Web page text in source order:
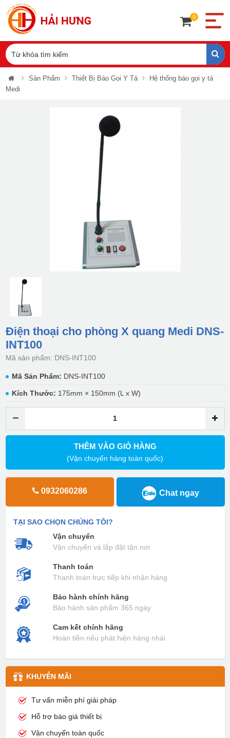
0
Sản Phẩm Thiết Bị Báo Gọi Y Tá
Hệ thống báo gọi y tá
Medi
Điện thoại cho phòng X quang Medi DNS-
INT100
Mã sản phẩm: DNS-INT100
Mã Sản Phẩm: DNS-INT100
Kích Thước: 175mm × 150mm (L x W)
THÊM VÀO GIỎ HÀNG
(Vận chuyển hàng toàn quốc)
0932060286 Chat ngay
TẠI SAO CHỌN CHÚNG TÔI?
Vận chuyển
Vận chuyển và lắp đặt tận nơi
Thanh toán
Thanh toán trực tiếp khi nhận hàng
Bảo hành chính hãng
Bảo hành sản phẩm 365 ngày
Cam kết chính hãng
Hoàn tiền nếu phát hiện hàng nhái
KHUYỄN MÃI
Tư vấn miễn phí giải pháp
Hỗ trợ báo giá thiết bị
Vận chuyển toàn quốc